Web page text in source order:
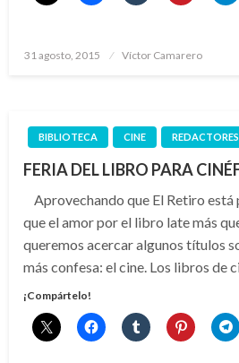
Publicado
31 agosto, 2015 Víctor Camarero
BIBLIOTECA CINE REDACTORES
FERIA DEL LIBRO PARA
Aprovechando que El Retiro está
que el amor por el libro late más
queremos acercar algunos títulos
más confesa: el cine. Los libros de
¡Compártelo!